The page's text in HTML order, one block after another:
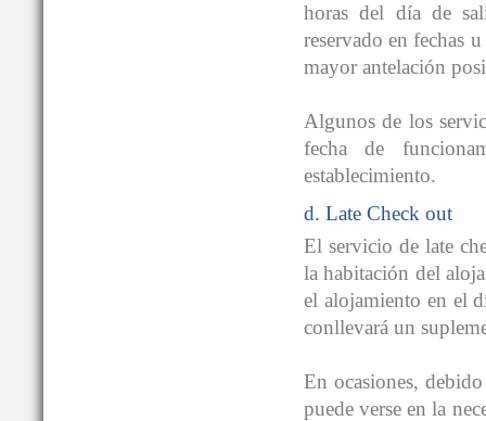
horas del día de
reservado en fechas
mayor antelación
Algunos de los
fecha de
establecimiento.
d. Late Check out
El servicio de late
la habitación del
el alojamiento en el
conllevará un
En ocasiones,
puede verse en la